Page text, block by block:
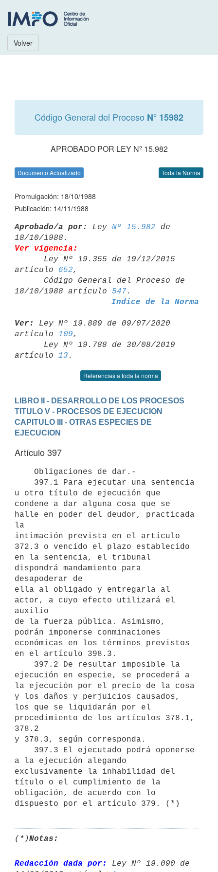
Volver
Código General del Proceso N° 15982
APROBADO POR LEY Nº 15.982
Documento Actualizado Toda la Norma
Promulgación: 18/10/1988
Publicación: 14/11/1988
Aprobado/a por: Ley Nº 15.982 de
Ver vigencia:
artículo 652,
18/10/1988 artículo 547
Indice de la Norma
Ver:
Ley Nº 19.889 de 09/07/2020
artículo 109,
artículo 13
Referencias a toda la norma
LIBRO II - DESARROLLO DE LOS PROCESOS
TITULO V - PROCESOS DE EJECUCION
CAPITULO III - OTRAS ESPECIES DE
EJECUCION
Artículo 397
u otro título de ejecución que
condene a dar alguna cosa que se
halle en poder del deudor, practicada
la
intimación prevista en el artículo
372.3 o vencido el plazo establecido
en la sentencia, el tribunal
dispondrá mandamiento para
desapoderar de
ella al obligado y entregarla al
actor, a cuyo efecto utilizará el
auxilio
de la fuerza pública. Asimismo,
podrán imponerse conminaciones
económicas en los términos previstos
en el artículo 398.3.
ejecución en especie, se procederá a
la ejecución por el precio de la cosa
y los daños y perjuicios causados,
los que se liquidarán por el
procedimiento de los artículos 378.1,
378.2
y 378.3, según corresponda.
a la ejecución alegando
exclusivamente la inhabilidad del
título o el cumplimiento de la
obligación, de acuerdo con lo
(*)Notas:
Redacción dada por:
Ley Nº 19.090 de